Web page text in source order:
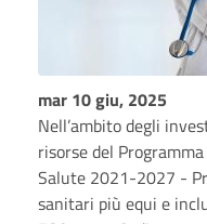
mar 10 giu, 2025
Nell’ambito degli
risorse del
Salute 2021-2027 -
sanitari più equi e